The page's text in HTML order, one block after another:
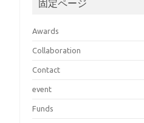
固定ページ
Awards
Collaboration
Contact
event
Funds